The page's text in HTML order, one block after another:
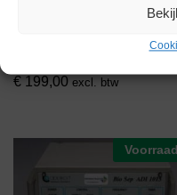
€ 199,00 excl. btw
Voorraad